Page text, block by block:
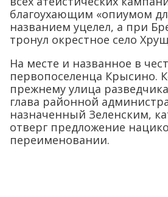
благоухающим «опиумом
названием уцелел, а при
тронул окрестное село
На месте и названное в
первопоселенца Крысино.
прежнему улица
глава районной
назначенный Зеленским,
отверг предложение
переименовании.